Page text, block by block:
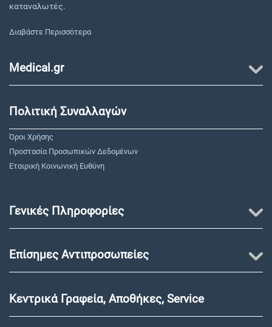
καταναλωτές.
Διαβάστε Περισσότερα
Medical.gr
Πολιτική Συναλλαγών
Όροι Χρήσης
Προστασία Προσωπικών Δεδομένων
Εταιρική Κοινωνική Ευθύνη
"
Γενικές Πληροφορίες
Επίσημες Αντιπροσωπείες
Κεντρικά Γραφεία, Αποθήκες, Service